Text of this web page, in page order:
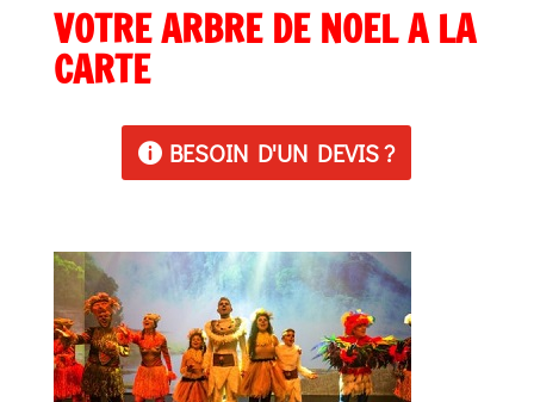
VOTRE ARBRE DE NOEL A LA
CARTE
BESOIN D'UN DEVIS ?